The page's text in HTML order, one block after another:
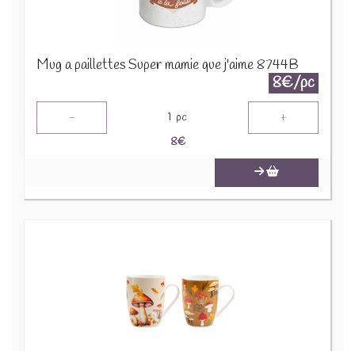
Mug a paillettes Super mamie que j'aime 8744B
8€/pc
- 1 pc +
8€